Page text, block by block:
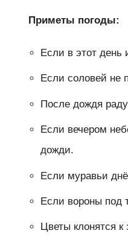
Приметы погоды:
Если в этот день
Если соловей не
После дождя
Если вечером
дожди.
Если муравьи
Если вороны под
Цветы клонятся